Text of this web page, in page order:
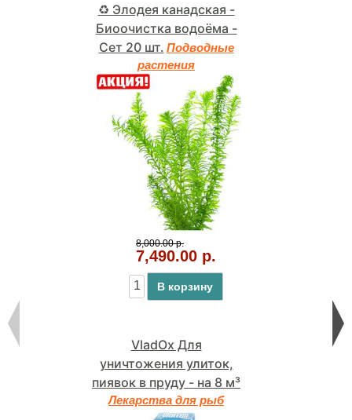
♻️ Элодея канадская -
Биоочистка водоёма -
Сет 20 шт. Подводные
растения
8,000.00 р.
7,490.00 р.
В корзину
VladOx Для
уничтожения улиток,
пиявок в пруду - на 8 м³
Лекарства для рыб